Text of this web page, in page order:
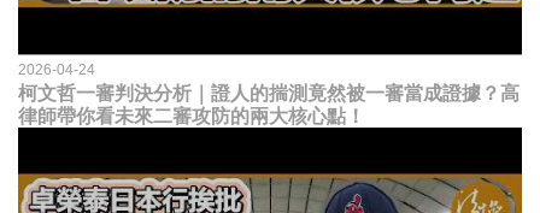
2026-04-24
柯文哲一審判決分析｜證人的揣測竟然被一審當成證據？高
律師帶你看未來二審攻防的兩大核心點！